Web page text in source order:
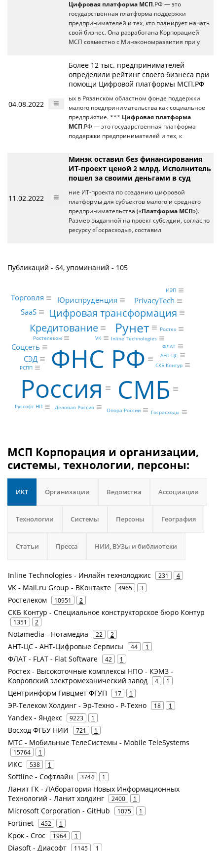
Цифровая платформа МСП.РФ — это
государственная платформа поддержки
предпринимателей и тех, кто планирует начать
свой бизнес. Она разработана Корпорацией
МСП совместно с Минэкономразвития при у
04.08.2022
Более 12 тыс. предпринимателей
определили рейтинг своего бизнеса при
помощи Цифровой платформы МСП.РФ
ых в Рязанском областном фонде поддержки
малого предпринимательства как социальное
предприятие. *** Цифровая платформа
МСП.РФ — это государственная платформа
поддержки предпринимателей и тех, к
11.02.2022
Минэк оставил без финансирования
ИТ-проект ценой 2 млрд. Исполнитель
пошел за своими деньгами в суд
ние ИТ-проекта по созданию цифровой
платформы для субъектов малого и среднего
предпринимательства («Платформа МСП»).
Размер выданной на проект субсидии, согласно
ресурсу «Госрасходы», составил
Публикаций - 64, упоминаний - 105
ФНС РФ
Россия СМБ
Рунет
Цифровая трансформация
Кредитование
PrivacyTech
Юриспруденция
Соцсеть
Торговля
SaaS
СЭД
Inline Technologies
VK
Ростелеком
СКБ Контур
АНТ-ЦС
ФЛАТ
Ростех
Руссофт НП
РСПП
Деловая Россия Опора России Госрасходы
ИЭП
МСП Корпорация и организации,
системы, технологии, персоны:
ИКТ Организации Ведомства Ассоциации
Технологии Системы Персоны География
Статьи Пресса НИИ, ВУЗы и библиотеки
Inline Technologies - Инлайн технолоджис 231 4
VK - Mail.ru Group - ВКонтакте 4965 3
Ростелеком 10951 2
СКБ Контур - Специальное конструкторское бюро Контур
1351 2
Notamedia - Нотамедиа 22 2
АНТ-ЦС - АНТ-Цифровые Сервисы 44 1
ФЛАТ - FLAT - Flat Software 42 1
Ростех - Высокоточные комплексы НПО - КЭМЗ -
Ковровский электромеханический завод
4 1
Центринформ Гивцмет ФГУП 17 1
ЭР-Телеком Холдинг - Эр-Техно - Р-Техно 18 1
Yandex - Яндекс 9223 1
Восход ФГБУ НИИ 721 1
МТС - Мобильные ТелеСистемы - Mobile TeleSystems
15764 1
ИКС 538 1
Softline - Софтлайн 3744 1
Ланит ГК - ЛАборатория Новых Информационных
Технологий - Ланит холдинг
2400 1
Microsoft Corporation - GitHub 1075 1
Fortinet 452 1
Крок - Croc 1964 1
Diasoft - Диасофт 1145 1